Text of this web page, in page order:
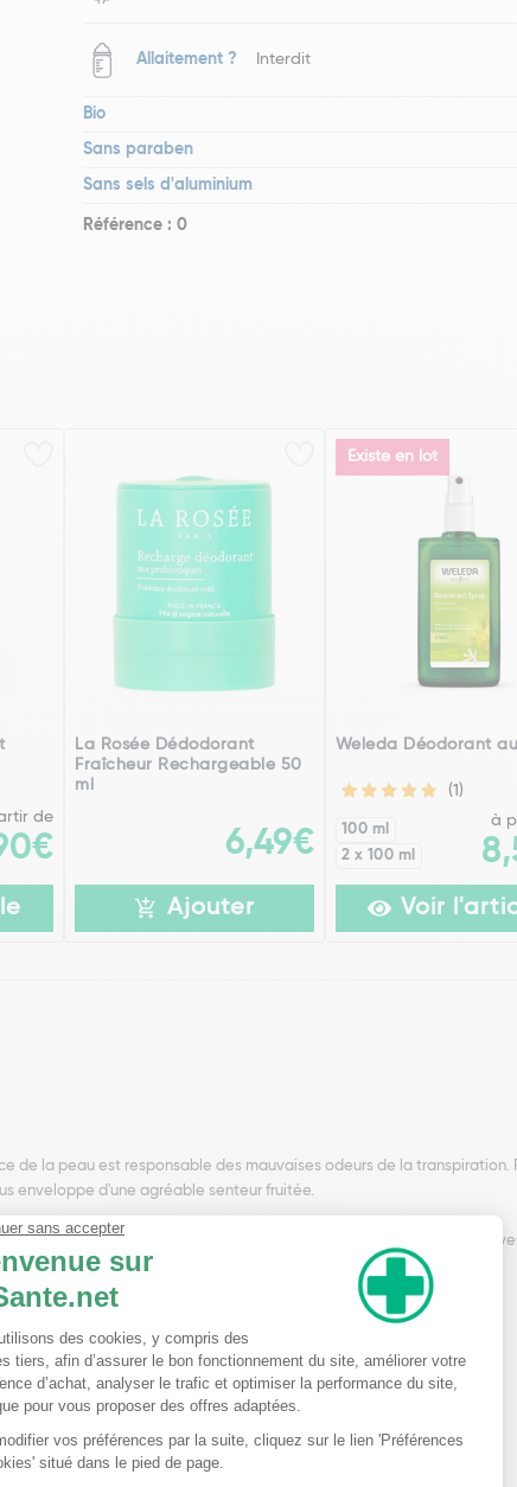
Allaitement ? Interdit
Bio
Sans paraben
Sans sels d'aluminium
Référence : 0
de
La Rosée Dédodorant
Fraîcheur Rechargeable 50
ml
6,49€
Ajouter
Existe en lot
Weleda Déodorant
(1)
100 ml
2 x 100 ml
à
Voir
de la peau est responsable des mauvaises odeurs de la
enveloppe d'une agréable senteur fruitée.
à action tonique et rafraîchissante, permet de neutraliser et de
Il est formulé sans sels d'aluminium.
et de bien-être immédiate et est efficace pendant 24h.